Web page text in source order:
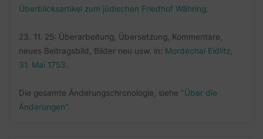
Überblicksartikel zum jüdischen Friedhof Währing
23. 11. 25: Überarbeitung, Übersetzung, Kommentare,
neues Beitragsbild, Bilder neu usw. in: Mordechai Eidlitz,
31. Mai 1753
Die gesamte Änderungschronologie, siehe "Über die
Änderungen".